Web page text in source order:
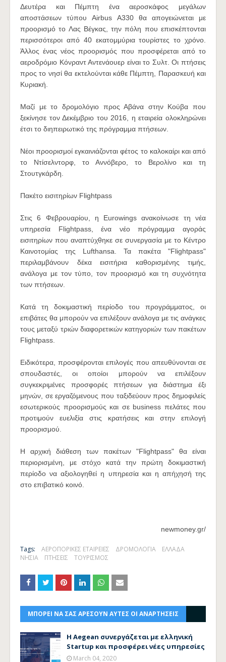
Δευτέρα και Πέμπτη ένα αεροσκάφος μεγάλων
αποστάσεων τύπου Airbus A330 θα απογειώνεται με
προορισμό το Λας Βέγκας, την πόλη που επισκέπτονται
περισσότεροι από 40 εκατομμύρια τουρίστες το χρόνο.
Άλλος ένας νέος προορισμός που προσφέρεται από το
αεροδρόμιο Κόνραντ Αντενάουερ είναι το Συλτ. Οι πτήσεις
προς το νησί θα εκτελούνται κάθε Πέμπτη, Παρασκευή και
Κυριακή.
Μαζί με το δρομολόγιο προς Αβάνα στην Κούβα που
ξεκίνησε τον Δεκέμβριο του 2016, η εταιρεία ολοκληρώνει
έτσι το διηπειρωτικό της πρόγραμμα πτήσεων.
Νέοι προορισμοί εγκαινιάζονται φέτος το καλοκαίρι και από
το Ντίσελντορφ, το Αννόβερο, το Βερολίνο και τη
Στουτγκάρδη.
Πακέτο εισιτηρίων Flightpass
Στις 6 Φεβρουαρίου, η Eurowings ανακοίνωσε τη νέα
υπηρεσία Flightpass, ένα νέο πρόγραμμα αγοράς
εισιτηρίων που αναπτύχθηκε σε συνεργασία με το Κέντρο
Καινοτομίας της Lufthansa. Τα πακέτα "Flightpass"
περιλαμβάνουν δέκα εισιτήρια καθορισμένης τιμής,
ανάλογα με τον τύπο, τον προορισμό και τη συχνότητα
των πτήσεων.
Κατά τη δοκιμαστική περίοδο του προγράμματος, οι
επιβάτες θα μπορούν να επιλέξουν ανάλογα με τις ανάγκες
τους μεταξύ τριών διαφορετικών κατηγοριών των πακέτων
Flightpass.
Ειδικότερα, προσφέρονται επιλογές που απευθύνονται σε
σπουδαστές, οι οποίοι μπορούν να επιλέξουν
συγκεκριμένες προσφορές πτήσεων για διάστημα έξι
μηνών, σε εργαζόμενους που ταξιδεύουν προς δημοφιλείς
εσωτερικούς προορισμούς και σε business πελάτες που
προτιμούν ευελιξία στις κρατήσεις και στην επιλογή
προορισμού.
Η αρχική διάθεση των πακέτων "Flightpass" θα είναι
περιορισμένη, με στόχο κατά την πρώτη δοκιμαστική
περίοδο να αξιολογηθεί η υπηρεσία και η απήχησή της
στο επιβατικό κοινό.
newmoney.gr/
Tags: ΑΕΡΟΠΟΡΙΚΕΣ ΕΤΑΙΡΕΙΕΣ ΔΡΟΜΟΛΟΓΙΑ
ΕΛΛΑΔΑ
ΝΗΣΙΑ
ΠΤΗΣΕΙΣ ΤΟΥΡΙΣΜΟΣ
ΜΠΟΡΕΙ ΝΑ ΣΑΣ ΑΡΕΣΟΥΝ ΑΥΤΕΣ ΟΙ ΑΝΑΡΤΗΣΕΙΣ
Η Aegean συνεργάζεται με ελληνική
Startup και προσφέρει νέες υπηρεσίες
March 04, 2020